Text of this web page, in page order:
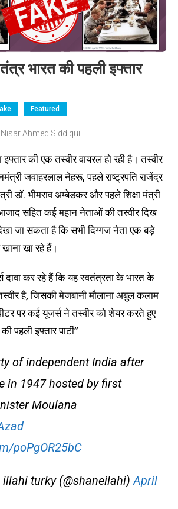
भारत की पहली इफ्तार
Featured
Nisar Ahmed Siddiqui
इफ्तार की एक तस्‍वीर वायरल हो रही है। तस्वीर
जवाहरलाल नेहरू, पहले राष्ट्रपति राजेंद्र
डॉ. भीमराव अम्बेडकर और पहले शिक्षा मंत्री
सहित कई महान नेताओं की तस्वीर दिख
जा सकता है कि सभी दिग्गज नेता एक बड़े
खा रहे हैं।
दावा कर रहे हैं कि यह स्वतंत्रता के भारत के
है, जिसकी मेजबानी मौलाना अबुल कलाम
पर कई यूजर्स ने तस्वीर को शेयर करते हुए
पहली इफ्तार पार्टी”
of independent India after
in 1947 hosted by first
Moulana
poPgOR25bC
illahi turky (@shaneilahi)April